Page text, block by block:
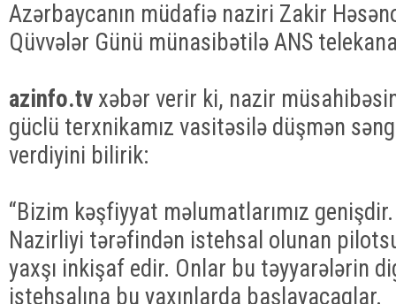
Azərbaycanın müdafiə naziri Zakir
Qüvvələr Günü münasibətilə ANS
azinfo.tv xəbər verir ki, nazir
güclü terxnikamız vasitəsilə düşmən
verdiyini bilirik:
“Bizim kəşfiyyat məlumatlarımız
Nazirliyi tərəfindən istehsal olunan
yaxşı inkişaf edir. Onlar bu təyyarələrin
istehsalına bu yaxınlarda başlayacaqlar.